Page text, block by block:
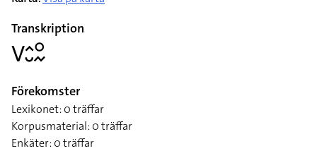
Transkription
􌤭􌤵􌤷􌥰􌦌
Förekomster
Lexikonet: 0 träffar
Korpusmaterial: 0 träffar
Enkäter: 0 träffar